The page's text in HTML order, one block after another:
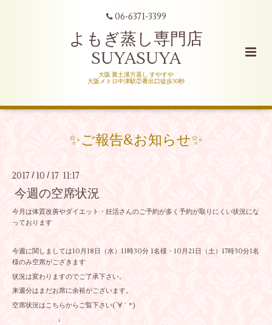
06-6371-3399
よもぎ蒸し専門店
SUYASUYA
大阪 黄土漢方蒸し すやすや
大阪メトロ中津駅②番出口徒歩30秒
✨ご報告&お知らせ✨
2017 / 10 / 17 11:17
今週の空席状況
今月は体質改善やダイエット・妊活さんのご予約が多く予約が取りにくい状況にな
っております
今週に関しましては10月18日（水）11時30分 1名様・10月21日（土）17時30分1名
様のみ空席がござきます
状況は変わりますのでご了承下さい。
来週分はまだお席に余裕がございます。
空席状況はこちらからご覧下さい(´∀｀*)
↓